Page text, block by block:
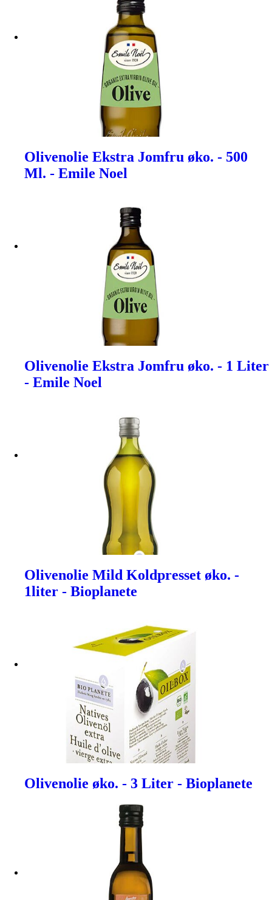
Olivenolie Ekstra Jomfru øko. - 500
Ml. - Emile Noel
Olivenolie Ekstra Jomfru øko. - 1 Liter
- Emile Noel
Olivenolie Mild Koldpresset øko. -
1liter - Bioplanete
Olivenolie øko. - 3 Liter - Bioplanete